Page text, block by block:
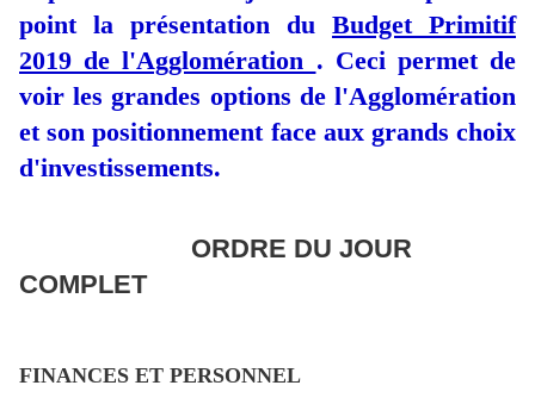
point la présentation du Budget Primitif
2019 de l'Agglomération . Ceci permet de
voir les grandes options de l'Agglomération
et son positionnement face aux grands choix
d'investissements.
ORDRE DU JOUR
COMPLET
FINANCES ET PERSONNEL